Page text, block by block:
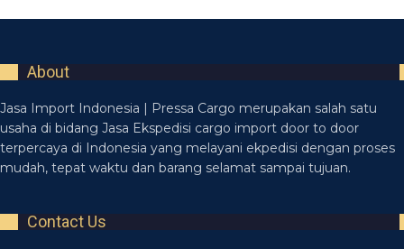
About
Jasa Import Indonesia | Pressa Cargo merupakan salah satu
usaha di bidang Jasa Ekspedisi cargo import door to door
terpercaya di Indonesia yang melayani ekpedisi dengan proses
mudah, tepat waktu dan barang selamat sampai tujuan.
Contact Us